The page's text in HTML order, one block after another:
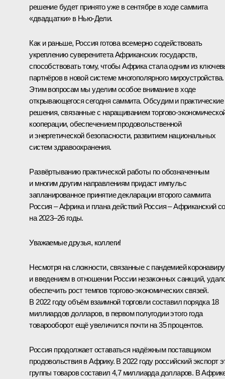
решение будет принято уже в сентябре в ходе саммита
«двадцатки» в Нью-Дели.
Как и раньше, Россия готова всемерно содействовать
укреплению суверенитета Африканских государств,
способствовать тому, чтобы Африка стала одним из
партнёров в новой системе многополярного мироустройства.
Этим вопросам мы уделим особое внимание в ходе
открывающегося сегодня саммита. Обсудим и практические
решения, связанные с наращиванием торгово-
кооперации, обеспечением продовольственной
и энергетической безопасности, развитием национальных
систем здравоохранения.
Развёртыванию практической работы по обозначенным
и многим другим направлениям придаст импульс
запланированное принятие декларации второго саммита
Россия – Африка и плана действий Россия – Африканский
на 2023–26 годы.
Уважаемые друзья, коллеги!
Несмотря на сложности, связанные с пандемией
и введением в отношении России незаконных санкций,
обеспечить рост темпов торгово-экономических связей.
В 2022 году объём взаимной торговли составил порядка 18
миллиардов долларов, в первом полугодии этого года
товарооборот ещё увеличился почти на 35 процентов.
Россия продолжает оставаться надёжным поставщиком
продовольствия в Африку. В 2022 году российский экспорт
группы товаров составил 4,7 миллиарда долларов. В